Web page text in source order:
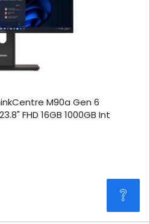
M90a Gen 6
FHD 16GB 1000GB Int